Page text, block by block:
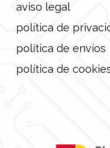
aviso legal
política de
política de envíos
política de